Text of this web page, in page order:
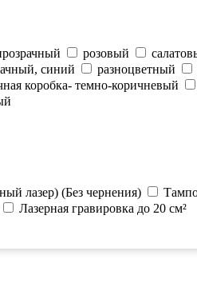
розовый
синий разноцветный
коробка- темно-коричневый
лазер) (Без чернения)
Лазерная гравировка до 20 см²